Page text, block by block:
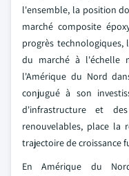
l'ensemble, la position
marché composite
progrès
du marché à l'échelle
l'Amérique du Nord
conjugué à son
d'infrastructure et
renouvelables, place la
trajectoire de croissance
En Amérique du